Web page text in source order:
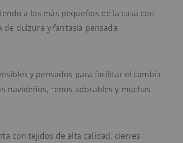
a los más pequeños de la casa con
de dulzura y fantasía pensada
y pensados para facilitar el cambio
navideños, renos adorables y muchas
con tejidos de alta calidad, cierres